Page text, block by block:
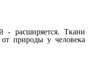
- расширяется. Ткани
природы у человека